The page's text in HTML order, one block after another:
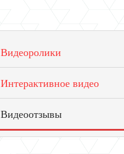
Видеоролики
Интерактивное видео
Видеоотзывы